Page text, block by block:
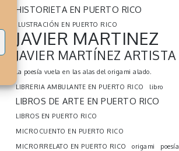
HISTORIETA EN PUERTO RICO
ILUSTRACIÓN EN PUERTO RICO
JAVIER MARTINEZ
JAVIER MARTÍNEZ ARTISTA
la poesía vuela en las alas del origami alado.
LIBRERIA AMBULANTE EN PUERTO RICO
libro
LIBROS DE ARTE EN PUERTO RICO
LIBROS EN PUERTO RICO
MICROCUENTO EN PUERTO RICO
MICRORRELATO EN PUERTO RICO
origami
poesía